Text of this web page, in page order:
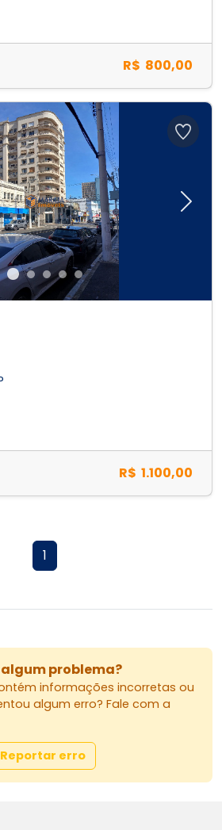
R$ 800,00
Next
R$ 1.100,00
1
problema?
informações incorretas ou
algum erro? Fale com a
Reportar erro